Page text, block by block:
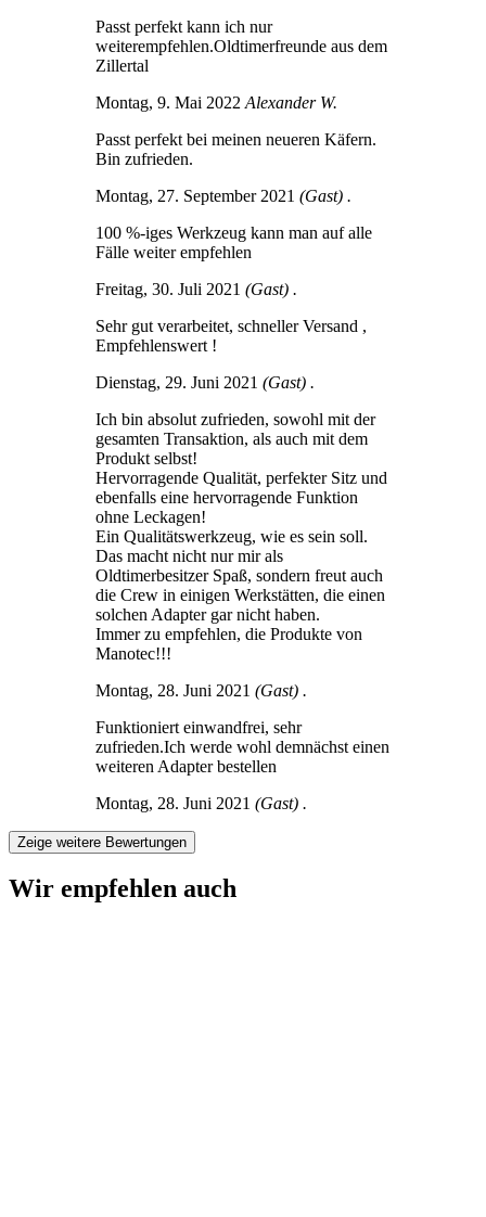
Passt perfekt kann ich nur
weiterempfehlen.Oldtimerfreunde aus dem
Zillertal
Montag, 9. Mai 2022 Alexander W.
Passt perfekt bei meinen neueren Käfern.
Bin zufrieden.
Montag, 27. September 2021 (Gast) .
100 %-iges Werkzeug kann man auf alle
Fälle weiter empfehlen
Freitag, 30. Juli 2021 (Gast) .
Sehr gut verarbeitet, schneller Versand ,
Empfehlenswert !
Dienstag, 29. Juni 2021 (Gast) .
Ich bin absolut zufrieden, sowohl mit der
gesamten Transaktion, als auch mit dem
Produkt selbst!
Hervorragende Qualität, perfekter Sitz und
ebenfalls eine hervorragende Funktion
ohne Leckagen!
Ein Qualitätswerkzeug, wie es sein soll.
Das macht nicht nur mir als
Oldtimerbesitzer Spaß, sondern freut auch
die Crew in einigen Werkstätten, die einen
solchen Adapter gar nicht haben.
Immer zu empfehlen, die Produkte von
Manotec!!!
Montag, 28. Juni 2021 (Gast) .
Funktioniert einwandfrei, sehr
zufrieden.Ich werde wohl demnächst einen
weiteren Adapter bestellen
Montag, 28. Juni 2021 (Gast) .
Zeige weitere Bewertungen
Wir empfehlen auch